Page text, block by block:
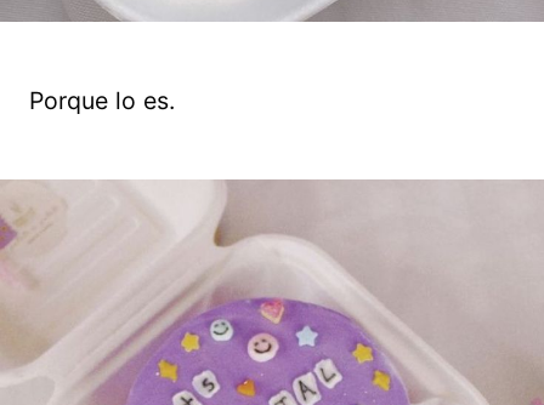
Porque lo es.